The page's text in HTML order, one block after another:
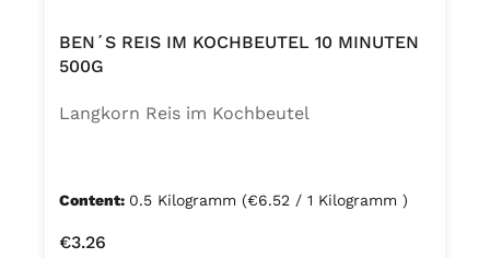
BEN´S REIS IM KOCHBEUTEL 10 MINUTEN
500G
Langkorn Reis im Kochbeutel
Content: 0.5 Kilogramm (€6.52 / 1 Kilogramm )
Regular price:
€3.26